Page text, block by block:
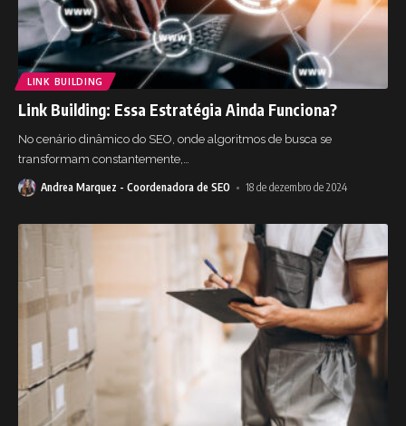
LINK BUILDING
Link Building: Essa Estratégia Ainda Funciona?
No cenário dinâmico do SEO, onde algoritmos de busca se
transformam constantemente,…
Andrea Marquez - Coordenadora de SEO 18 de dezembro de 2024